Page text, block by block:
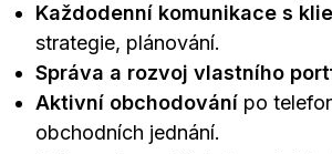
Každodenní komunikace s
strategie, plánování.
Správa a rozvoj vlastního
Aktivní obchodování po
obchodních jednání.